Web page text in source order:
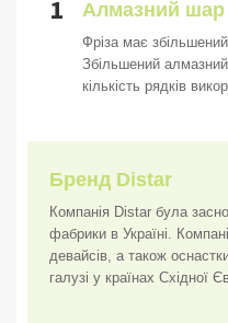
1 Алмазний шар
Фріза має
Збільшений
кількість рядків
Бренд Distar
Компанія Distar була
фабрики в Україні.
девайсів, а також
галузі у країнах Східної